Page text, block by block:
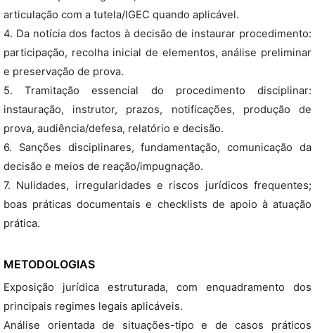
articulação com a tutela/IGEC quando aplicável.
4. Da notícia dos factos à decisão de instaurar procedimento:
participação, recolha inicial de elementos, análise preliminar
e preservação de prova.
5. Tramitação essencial do procedimento disciplinar:
instauração, instrutor, prazos, notificações, produção de
prova, audiência/defesa, relatório e decisão.
6. Sanções disciplinares, fundamentação, comunicação da
decisão e meios de reação/impugnação.
7. Nulidades, irregularidades e riscos jurídicos frequentes;
boas práticas documentais e checklists de apoio à atuação
prática.
METODOLOGIAS
Exposição jurídica estruturada, com enquadramento dos
principais regimes legais aplicáveis.
Análise orientada de situações-tipo e de casos práticos